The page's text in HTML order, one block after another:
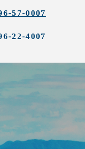
57-0007
22-4007